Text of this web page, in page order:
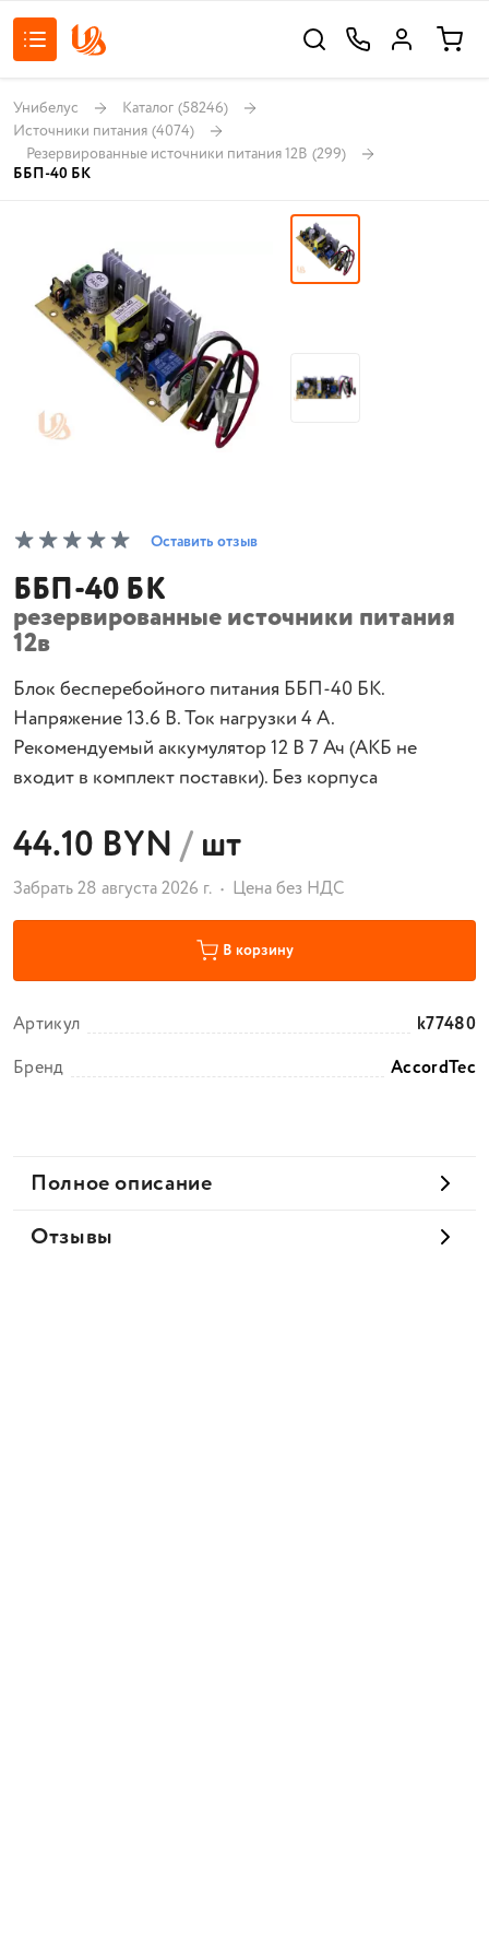
Унибелус Каталог (58246)
Источники питания (4074)
Резервированные источники питания 12В (299)
ББП-40 БК
Оставить отзыв
ББП-40 БК
резервированные источники питания
12в
Блок бесперебойного питания ББП-40 БК.
Напряжение 13.6 В. Ток нагрузки 4 А.
Рекомендуемый аккумулятор 12 В 7 Ач (АКБ не
входит в комплект поставки). Без корпуса
44.10 BYN/шт
Забрать 28 августа 2026 г. Цена без НДС
В корзину
Артикул
k77480
Бренд
AccordTec
Полное описание
Отзывы